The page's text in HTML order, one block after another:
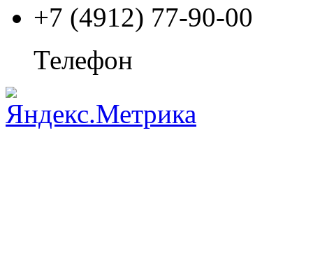
+7 (4912) 77-90-00
Телефон